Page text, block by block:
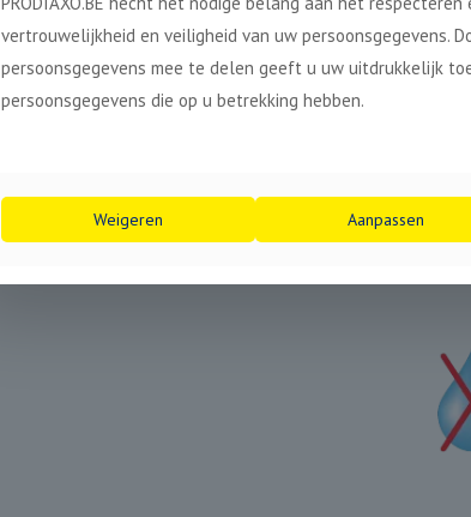
vertrouwelijkheid en veiligheid van uw persoonsgegevens.
persoonsgegevens mee te delen geeft u uw uitdrukkelijk
persoonsgegevens die op u betrekking hebben.
Weigeren Aanpassen